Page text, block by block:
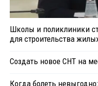
Школы и поликлиники
для строительства
Создать новое СНТ на
Когда болеть